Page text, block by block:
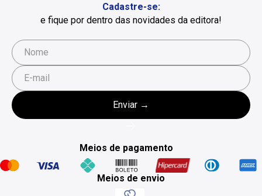
Cadastre-se:
e fique por dentro das novidades da editora!
Meios de pagamento
Meios de envio